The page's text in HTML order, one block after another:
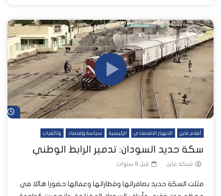
أفلام عاين الانهيار الاقتصادي الرئيسية سياسة وإقتصاد وثائقيات
سكة حديد السودان: تدمير الرابط الوطني
شبكة عاين قبل 8 سنوات
مثلت السكة حديد بصافراتها وقطاراتها وعمالها حضورا هائلا في